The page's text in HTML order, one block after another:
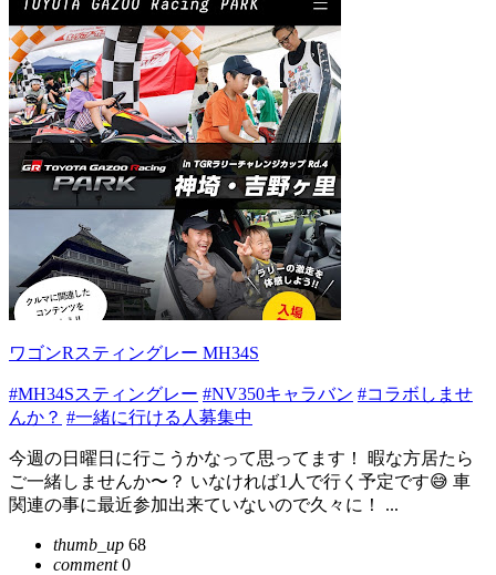
ワゴンRスティングレー MH34S
#MH34Sスティングレー #NV350キャラバン #コラボしませ
んか？ #一緒に行ける人募集中
今週の日曜日に行こうかなって思ってます！ 暇な方居たら
ご一緒しませんか〜？ いなければ1人で行く予定です😅 車
関連の事に最近参加出来ていないので久々に！ ...
thumb_up 68
comment0